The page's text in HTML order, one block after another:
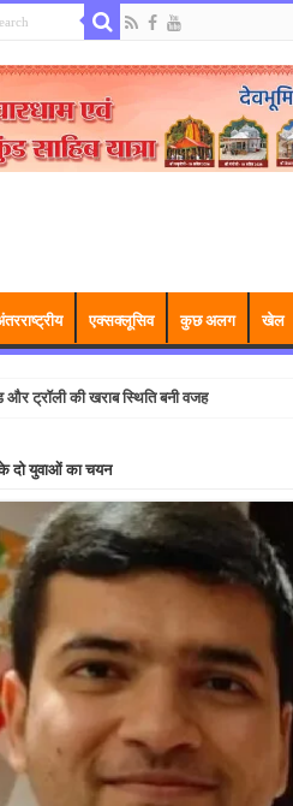
एक्सक्लूसिव कुछ अलग खेल
ट्रॉली की खराब स्थिति बनी वजह
दो युवाओं का चयन